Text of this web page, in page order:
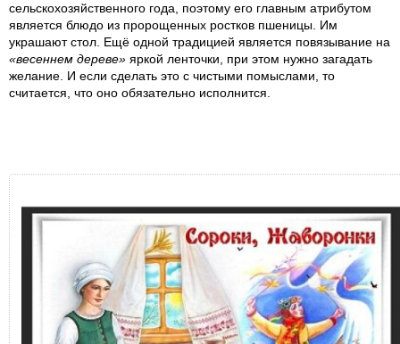
сельскохозяйственного года, поэтому его главным атрибутом
является блюдо из пророщенных ростков пшеницы. Им
украшают стол. Ещё одной традицией является повязывание на
«весеннем дереве» яркой ленточки, при этом нужно загадать
желание. И если сделать это с чистыми помыслами, то
считается, что оно обязательно исполнится.